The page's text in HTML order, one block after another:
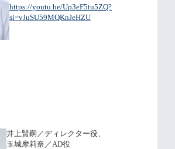
https://youtu.be/Up3eF5tu5ZQ?
si=vJuSU59MQKnJeHZU
井上賢嗣／ディレクター役、
玉城摩莉奈／AD役